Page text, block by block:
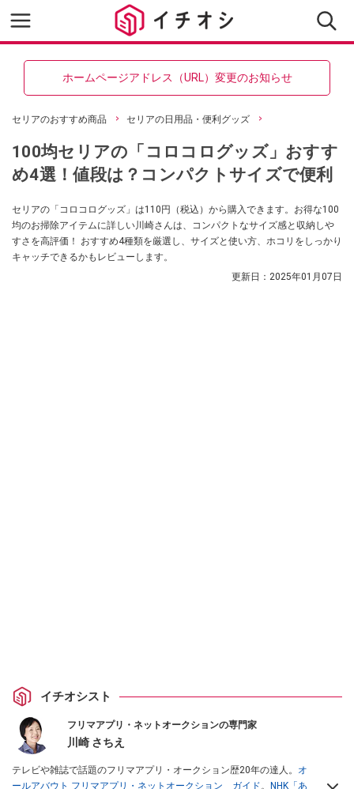
ホームページアドレス（URL）変更のお知らせ
セリアのおすすめ商品 セリアの日用品・便利グッズ
100均セリアの「コロコログッズ」おすす
め4選！値段は？コンパクトサイズで便利
セリアの「コロコログッズ」は110円（税込）から購入できます。お得な100
均のお掃除アイテムに詳しい川崎さんは、コンパクトなサイズ感と収納しや
すさを高評価！ おすすめ4種類を厳選し、サイズと使い方、ホコリをしっかり
キャッチできるかもレビューします。
更新日： 2025年01月07日
イチオシスト
フリマアプリ・ネットオークションの専門家
川崎 さちえ
テレビや雑誌で話題のフリマアプリ・オークション歴20年の達人。 オ
ールアバウト フリマアプリ・ネットオークション ガイド。
NHK「あ